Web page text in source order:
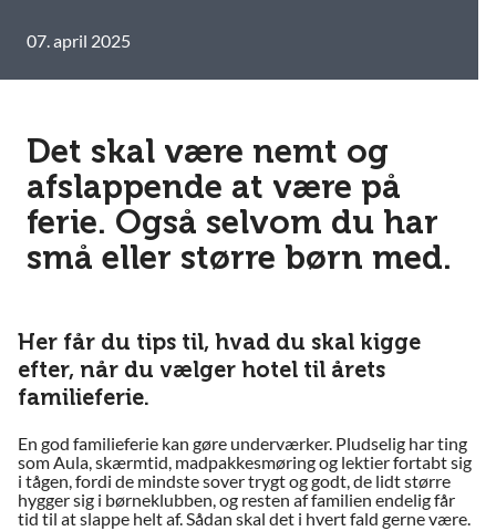
07. april 2025
Det skal være nemt og
afslappende at være på
ferie. Også selvom du har
små eller større børn med.
Her får du tips til, hvad du skal kigge
efter, når du vælger hotel til årets
familieferie.
En god familieferie kan gøre underværker. Pludselig har ting
som Aula, skærmtid, madpakkesmøring og lektier fortabt sig
i tågen, fordi de mindste sover trygt og godt, de lidt større
hygger sig i børneklubben, og resten af familien endelig får
tid til at slappe helt af. Sådan skal det i hvert fald gerne være.